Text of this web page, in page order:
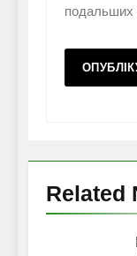
подальших
Related